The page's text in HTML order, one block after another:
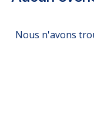
Nous n'avons